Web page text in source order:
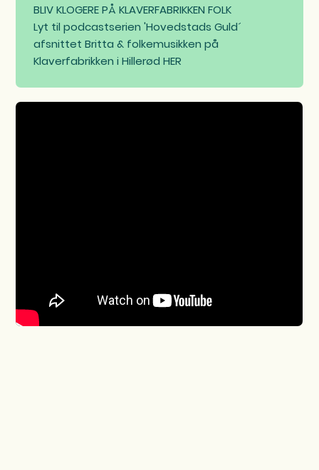
BLIV KLOGERE PÅ KLAVERFABRIKKEN FOLK
Lyt til podcastserien 'Hovedstads Guld´
afsnittet Britta & folkemusikken på
Klaverfabrikken i Hillerød HER